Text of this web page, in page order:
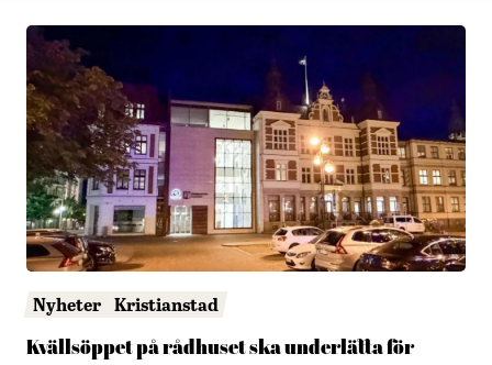
Nyheter Kristianstad
Kvällsöppet på rådhuset ska underlätta för